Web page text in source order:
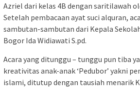
Azriel dari kelas 4B dengan saritilawah
Setelah pembacaan ayat suci alquran,
sambutan-sambutan dari Kepala
Bogor Ida Widiawati S.pd.
Acara yang ditunggu – tunggu pun tiba
kreativitas anak-anak ‘Pedubor’ yakni
islami, ditutup dengan tausiah menarik